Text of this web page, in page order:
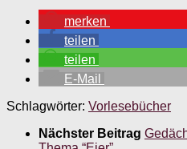
merken
teilen
teilen
E-Mail
Schlagwörter: Vorlesebücher
Nächster Beitrag